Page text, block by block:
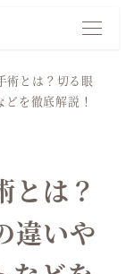
術とは？切る眼
を徹底解説！
とは？
違いや